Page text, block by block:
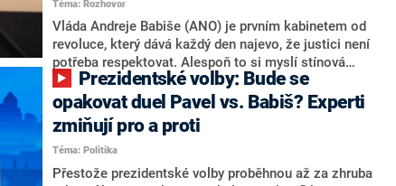
Motoristy Filip Turek. Politolog Jan Kubáček nicméně
o případné kandidatuře kohokoliv ze zmíněné trojice
značně pochybuje. Podle něj současná koalice dosud
nemá osobu, která by Pavlovi mohla konkurovat.
Téma: Rozhovor
Vláda Andreje Babiše (ANO) je prvním kabinetem od
revoluce, který dává každý den najevo, že justici není
potřeba respektovat. Alespoň to si myslí stínová
ministryně spravedlnosti ODS Eva Decroix. V
rozhovoru pro CNN Prima NEWS si nebrala servítky
ohledně politického výkonu svého nástupce Jeronýma
Tejce (za ANO) či vládní zmocněnkyně pro lidská
práva Taťány Malé (ANO). Označením „svoloč“ na
adresu vlády prý byla ještě hodná. Decroix se také
opakovat duel Pavel vs. Babiš? Experti
zmiňují pro a proti
Téma: Politika
Přestože prezidentské volby proběhnou až za zhruba